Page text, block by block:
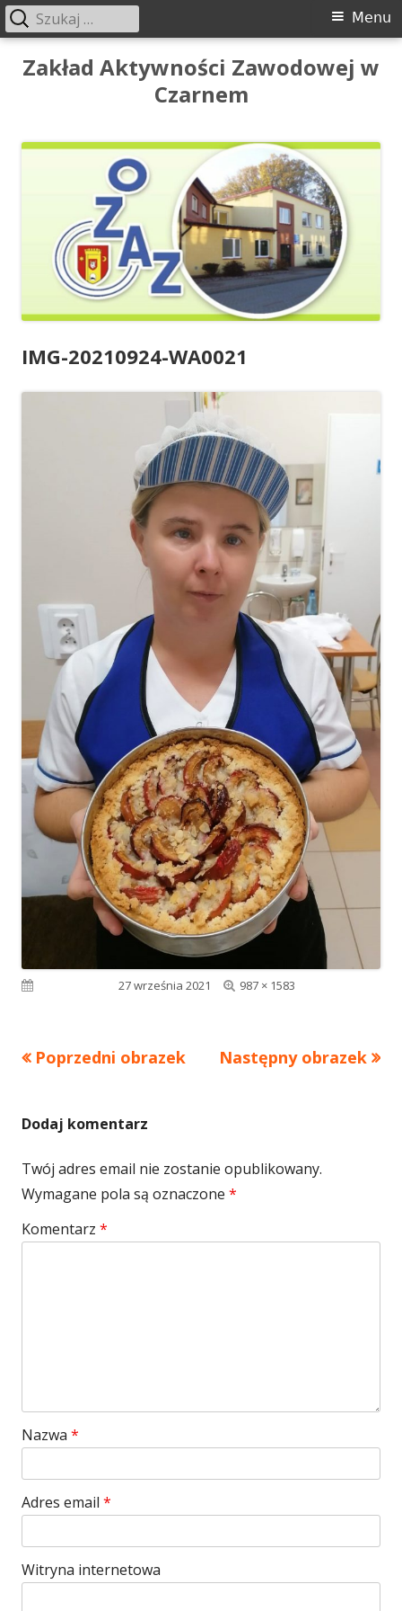
Przeskocz
Zakład Aktywności Zawodowej w
Czarnem
Menu
główne
Menu
Szukaj:
IMG-20210924-WA0021
Opublikowano27 września 2021
Pełny
987 × 1583
Poprzedni obrazek Następny obrazek
Dodaj komentarz
Twój adres email nie zostanie opublikowany.
Wymagane pola są oznaczone *
Komentarz *
Nazwa *
Adres email *
Witryna internetowa